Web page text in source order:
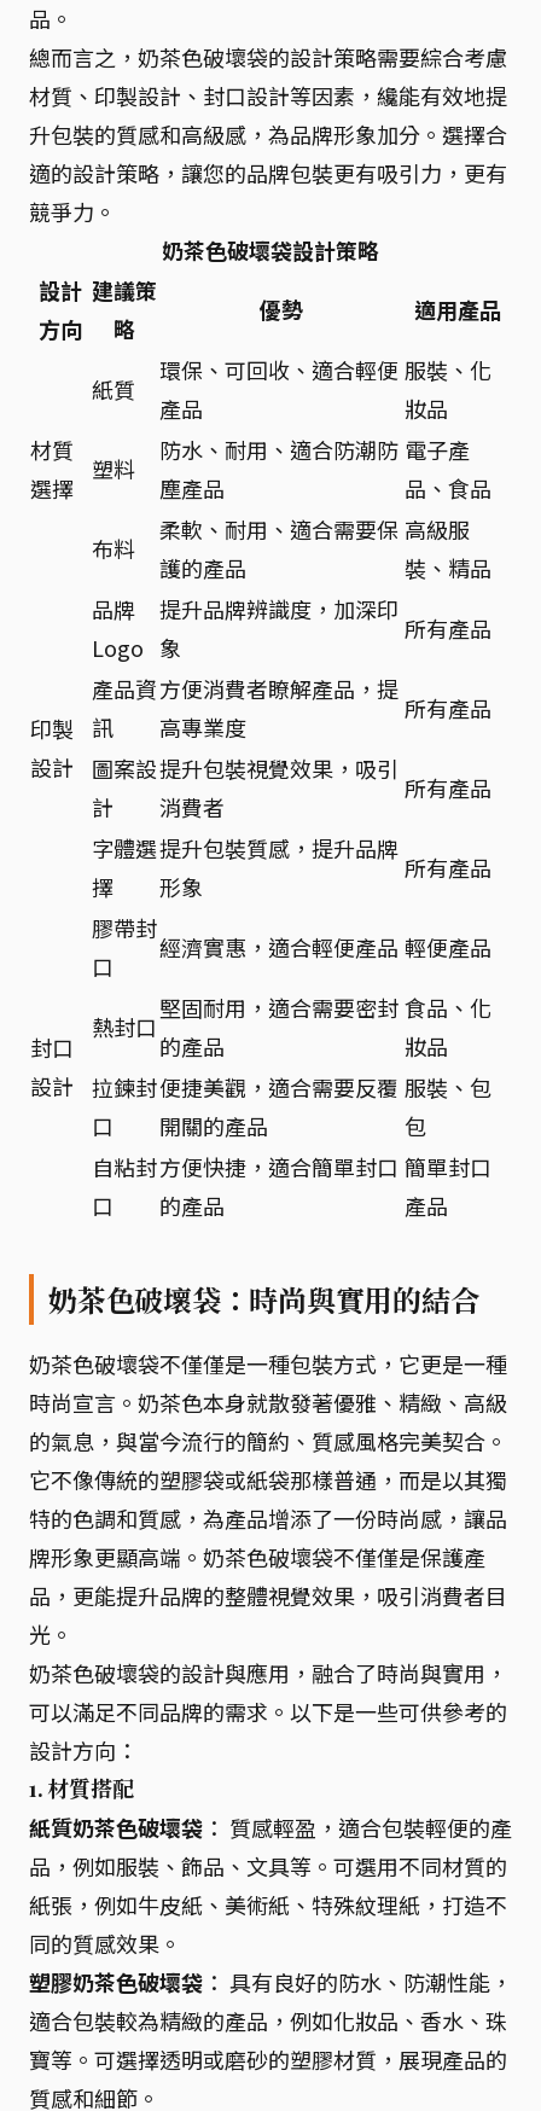
品。
總而言之，奶茶色破壞袋的設計策略需要綜合考慮
材質、印製設計、封口設計等因素，纔能有效地提
升包裝的質感和高級感，為品牌形象加分。選擇合
適的設計策略，讓您的品牌包裝更有吸引力，更有
競爭力。
奶茶色破壞袋設計策略
設計
方向
建議策
略
優勢 適用產品
材質
選擇
紙質
環保、可回收、適合輕便
產品
服裝、化
妝品
塑料
防水、耐用、適合防潮防
塵產品
電子產
品、食品
布料
柔軟、耐用、適合需要保
護的產品
高級服
裝、精品
印製
設計
品牌
Logo
提升品牌辨識度，加深印
象
所有產品
產品資
訊
方便消費者瞭解產品，提
高專業度
所有產品
圖案設
計
提升包裝視覺效果，吸引
消費者
所有產品
字體選
擇
提升包裝質感，提升品牌
形象
所有產品
封口
設計
膠帶封
口
經濟實惠，適合輕便產品 輕便產品
熱封口
堅固耐用，適合需要密封
的產品
食品、化
妝品
拉鍊封
口
便捷美觀，適合需要反覆
開關的產品
服裝、包
包
自粘封
口
方便快捷，適合簡單封口
的產品
簡單封口
產品
奶茶色破壞袋：時尚與實用的結合
奶茶色破壞袋不僅僅是一種包裝方式，它更是一種
時尚宣言。奶茶色本身就散發著優雅、精緻、高級
的氣息，與當今流行的簡約、質感風格完美契合。
它不像傳統的塑膠袋或紙袋那樣普通，而是以其獨
特的色調和質感，為產品增添了一份時尚感，讓品
牌形象更顯高端。奶茶色破壞袋不僅僅是保護產
品，更能提升品牌的整體視覺效果，吸引消費者目
光。
奶茶色破壞袋的設計與應用，融合了時尚與實用，
可以滿足不同品牌的需求。以下是一些可供參考的
設計方向：
1. 材質搭配
紙質奶茶色破壞袋 ： 質感輕盈，適合包裝輕便的產
品，例如服裝、飾品、文具等。可選用不同材質的
紙張，例如牛皮紙、美術紙、特殊紋理紙，打造不
同的質感效果。
塑膠奶茶色破壞袋 ： 具有良好的防水、防潮性能，
適合包裝較為精緻的產品，例如化妝品、香水、珠
寶等。可選擇透明或磨砂的塑膠材質，展現產品的
質感和細節。